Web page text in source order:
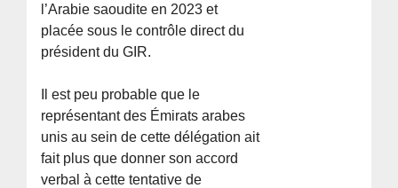
l’Arabie saoudite en 2023 et
placée sous le contrôle direct du
président du GIR.
Il est peu probable que le
représentant des Émirats arabes
unis au sein de cette délégation ait
fait plus que donner son accord
verbal à cette tentative de